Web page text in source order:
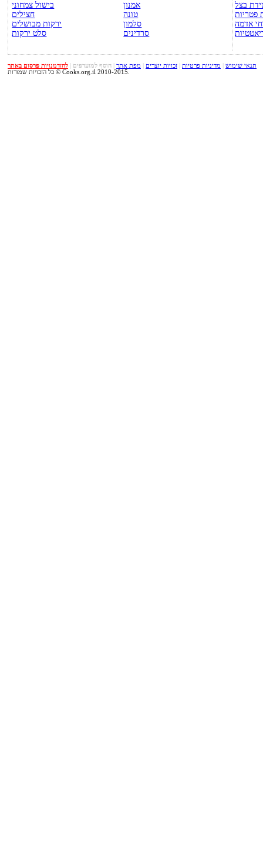
בישול צמחוני
חצילים
ירקות מבושלים
סלט ירקות
אמנון
טונה
סלמון
סרדינים
בצל
פטריות
אדמה
תנאי שימוש מדיניות פרטיות זכויות יוצרים מפת אתר הוסף למועדפים
להזדמנויות פרסום באתר
כל הזכויות שמורות © Cooks.org.il 2010-2015.